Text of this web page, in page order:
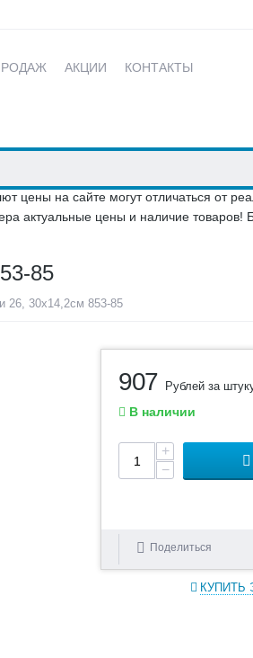
АКЦИИ КОНТАКТЫ
цены на сайте могут отличаться от
актуальные цены и наличие товаров!
85
26, 30х14,2см 853-85
907 Рублей за
В наличии
+
−
Поделиться
КУПИТЬ